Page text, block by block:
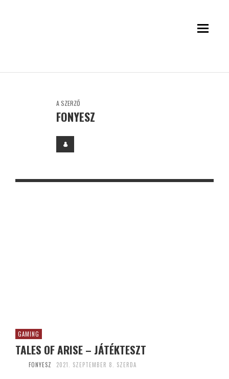
A SZERZŐ
FONYESZ
GAMING
TALES OF ARISE – JÁTÉKTESZT
FONYESZ 2021. SZEPTEMBER 8. SZERDA